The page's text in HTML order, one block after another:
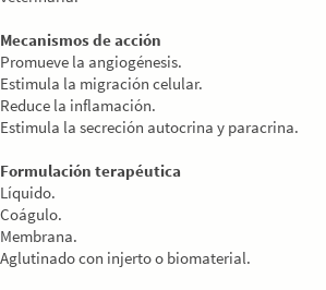
Mecanismos de acción
Promueve la angiogénesis.
Estimula la migración celular.
Reduce la inflamación.
Estimula la secreción autocrina y paracrina.
Formulación terapéutica
Líquido.
Coágulo.
Membrana.
Aglutinado con injerto o biomaterial.